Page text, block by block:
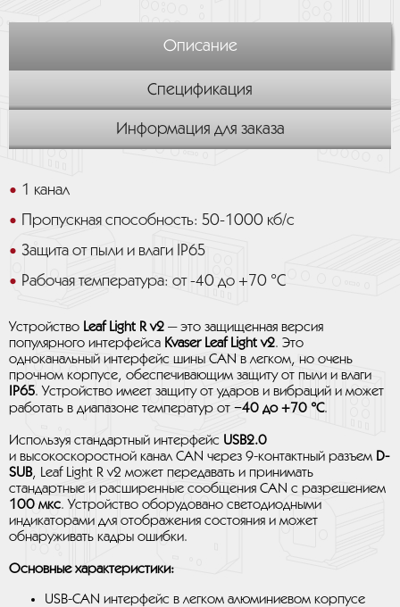
Описание
Спецификация
Информация для заказа
1 канал
Пропускная способность: 50-1000 кб/с
Защита от пыли и влаги IP65
Рабочая температура: от -40 до +70 °C
Устройство Leaf Light R v2 — это защищенная версия
популярного интерфейса Kvaser Leaf Light v2. Это
одноканальный интерфейс шины CAN в легком, но очень
прочном корпусе, обеспечивающим защиту от пыли и влаги
IP65. Устройство имеет защиту от ударов и вибраций и может
работать в диапазоне температур от −40 до +70 °C.
Используя стандартный интерфейс USB2.0
и высокоскоростной канал CAN через 9-контактный разъем D-
SUB, Leaf Light R v2 может передавать и принимать
стандартные и расширенные сообщения CAN с разрешением
100 мкс. Устройство оборудовано светодиодными
индикаторами для отображения состояния и может
обнаруживать кадры ошибки.
Основные характеристики:
USB-CAN интерфейс в легком алюминиевом корпусе